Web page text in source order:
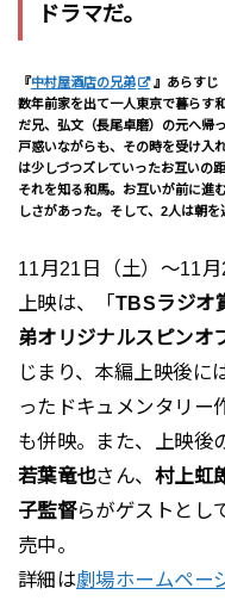
ドラマだ。
『中村屋酒店の兄弟
』あらすじ
数年前家を出て一人東京で暮らす
だ兄、弘文（長尾卓磨）の元へ帰
戸惑いながらも、その時を受け入
は少しづつズレていったお互いの
それを知る和馬。お互いが前に進
しさがあった。そして、2人は朝を
11月21日（土）～11
上映は、「 TBSラジオ
弟オリジナルスピンオ
じまり、本編上映後に
ったドキュメンタリー
も併映。また、上映後
若葉竜也さん、 村上虹
子監督らがゲストとし
売中。
詳細は劇場ホームペー